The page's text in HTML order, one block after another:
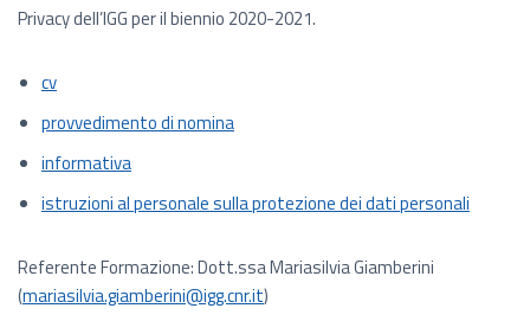
Privacy dell’IGG per il biennio 2020-2021.
cv
provvedimento di nomina
informativa
istruzioni al personale sulla protezione dei dati personali
Referente Formazione: Dott.ssa Mariasilvia Giamberini
(mariasilvia.giamberini@igg.cnr.it)